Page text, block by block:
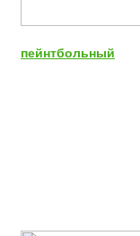
пейнтбольный